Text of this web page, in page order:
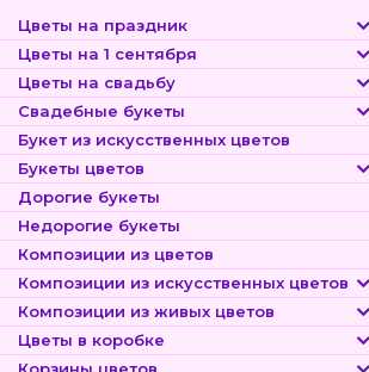
Цветы на праздник
Цветы на 1 сентября
Цветы на свадьбу
Свадебные букеты
Букет из искусственных цветов
Букеты цветов
Дорогие букеты
Недорогие букеты
Композиции из цветов
Композиции из искусственных цветов
Композиции из живых цветов
Цветы в коробке